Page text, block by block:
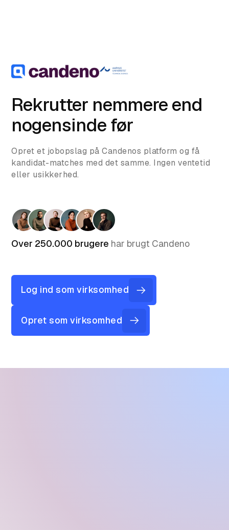
Rekrutter nemmere end
nogensinde før
Opret et jobopslag på Candenos platform og få
kandidat-matches med det samme. Ingen ventetid
eller usikkerhed.
Over 250.000 brugere har brugt Candeno
Log ind som virksomhed
Opret som virksomhed